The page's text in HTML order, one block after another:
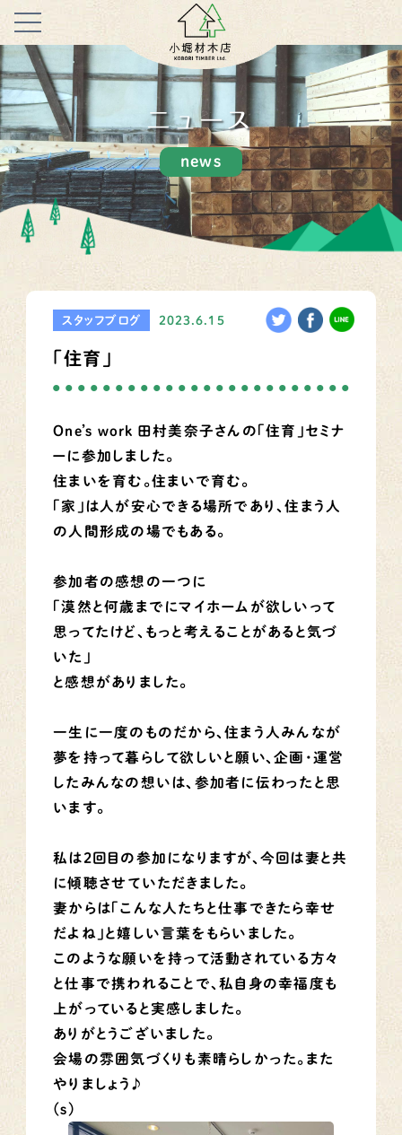
ニュース
news
スタッフブログ 2023.6.15
「住育」
One’s work 田村美奈子さんの「住育」セミナ
ーに参加しました。
住まいを育む。住まいで育む。
「家」は人が安心できる場所であり、住まう人
の人間形成の場でもある。
参加者の感想の一つに
「漠然と何歳までにマイホームが欲しいって
思ってたけど、もっと考えることがあると気づ
いた」
と感想がありました。
一生に一度のものだから、住まう人みんなが
夢を持って暮らして欲しいと願い、企画・運営
したみんなの想いは、参加者に伝わったと思
います。
私は2回目の参加になりますが、今回は妻と共
に傾聴させていただきました。
妻からは「こんな人たちと仕事できたら幸せ
だよね」と嬉しい言葉をもらいました。
このような願いを持って活動されている方々
と仕事で携われることで、私自身の幸福度も
上がっていると実感しました。
ありがとうございました。
会場の雰囲気づくりも素晴らしかった。また
やりましょう♪
(s)